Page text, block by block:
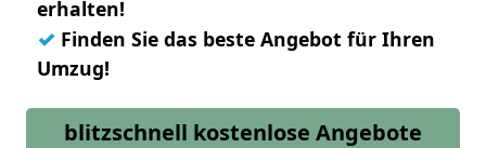
erhalten!
✓ Finden Sie das beste Angebot für Ihren
Umzug!
blitzschnell kostenlose Angebote